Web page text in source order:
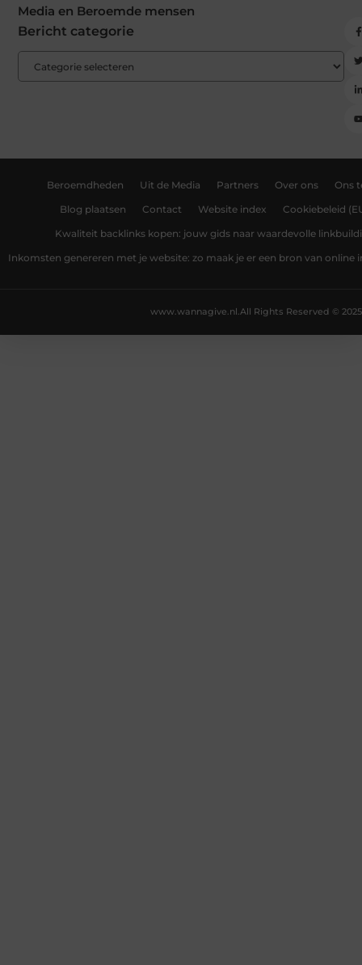
Media en Beroemde mensen
Bericht categorie
Beroemdheden Uit de Media Partners Over ons Ons
Blog plaatsen Contact Website index Cookiebeleid
Kwaliteit backlinks kopen: jouw gids naar waardevolle
Inkomsten genereren met je website: zo maak je er een bron van online
All Rights Reserved © 2025
www.wannagive.nl.